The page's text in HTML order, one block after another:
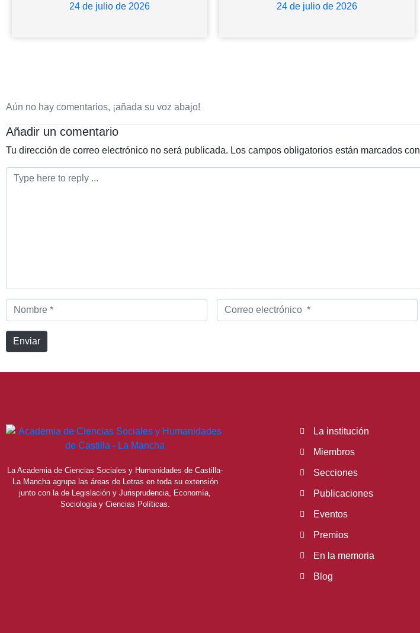
24 de julio de 2026 24 de julio de 2026
Aún no hay comentarios, ¡añada su voz abajo!
Añadir un comentario
Tu dirección de correo electrónico no será publicada. Los campos obligatorios están marcados con
Comentario
Nombre
*
Correo
electrónico
Enviar
La Academia de Ciencias Sociales y Humanidades de Castilla-
La Mancha agrupa las áreas de Letras en toda su extensión
junto con la de Legislación y Jurisprudencia, Economía,
Sociología y Ciencias Políticas.
La institución
Miembros
Secciones
Publicaciones
Eventos
Premios
En la memoria
Blog